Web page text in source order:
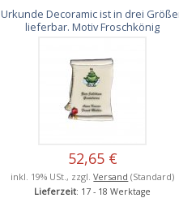
Urkunde Decoramic ist in drei
lieferbar. Motiv Froschkönig
52,65 €
inkl. 19% USt., zzgl.Versand (Standard)
Lieferzeit: 17 - 18 Werktage